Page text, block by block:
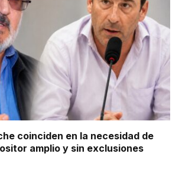
coinciden en la necesidad de
amplio y sin exclusiones